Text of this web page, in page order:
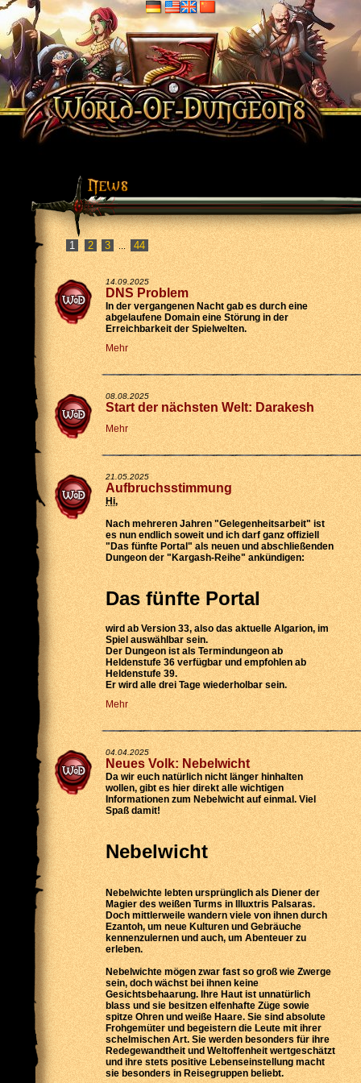
2 3 ... 44
14.09.2025
DNS Problem
In der vergangenen Nacht gab es durch eine
abgelaufene Domain eine Störung in der
Erreichbarkeit der Spielwelten.
Mehr
08.08.2025
Start der nächsten Welt: Darakesh
Mehr
21.05.2025
Aufbruchsstimmung
Hi,
Nach mehreren Jahren "Gelegenheitsarbeit" ist
es nun endlich soweit und ich darf ganz offiziell
"Das fünfte Portal" als neuen und abschließenden
Dungeon der "Kargash-Reihe" ankündigen:
Das fünfte Portal
wirdab Version 33, also das aktuelle Algarion, im
Spiel auswählbar sein.
Der Dungeon ist alsTermindungeon ab
Heldenstufe 36 verfügbar und empfohlen ab
Heldenstufe 39.
Er wirdalle drei Tage wiederholbarsein.
Mehr
04.04.2025
Neues Volk: Nebelwicht
Da wir euch natürlich nicht länger hinhalten
wollen, gibt es hier direkt alle wichtigen
Informationen zum Nebelwicht auf einmal. Viel
Spaß damit!
Nebelwicht
Nebelwichte lebten ursprünglich als Diener der
Magier des weißen Turms in Illuxtris Palsaras.
Doch mittlerweile wandern viele von ihnen durch
Ezantoh, um neue Kulturen und Gebräuche
kennenzulernen und auch, um Abenteuer zu
erleben.
Nebelwichte mögen zwar fast so groß wie Zwerge
sein, doch wächst bei ihnen keine
Gesichtsbehaarung. Ihre Haut ist unnatürlich
blass und sie besitzen elfenhafte Züge sowie
spitze Ohren und weiße Haare. Sie sind absolute
Frohgemüter und begeistern die Leute mit ihrer
schelmischen Art. Sie werden besonders für ihre
Redegewandtheit und Weltoffenheit wertgeschätzt
und ihre stets positive Lebenseinstellung macht
sie besonders in Reisegruppen beliebt.